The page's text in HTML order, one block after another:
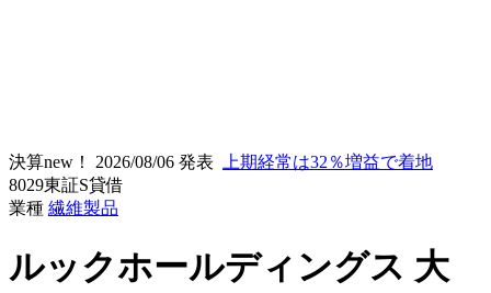
決算new！ 2026/08/06 発表
上期経常は32％増益で着地
8029東証S貸借
業種 繊維製品
ルックホールディングス 大